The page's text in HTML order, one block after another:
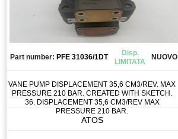
Part number: PFE 31036/1DT
Disp.
LIMITATA
NUOVO
VANE PUMP DISPLACEMENT 35,6 CM3/REV. MAX
PRESSURE 210 BAR. CREATED WITH SKETCH.
36. DISPLACEMENT 35,6 CM3/REV MAX
PRESSURE 210 BAR.
ATOS